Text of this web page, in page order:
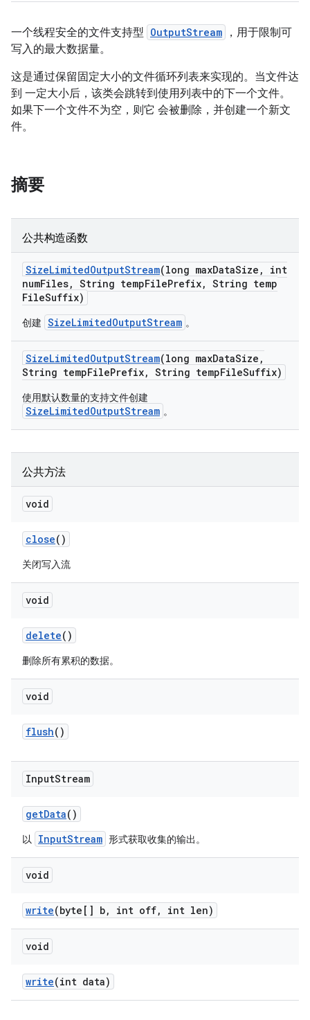
一个线程安全的文件支持型 OutputStream
，用于限制可
写入的最大数据量。
这是通过保留固定大小的文件循环列表来实现的。当文件达
到 一定大小后，该类会跳转到使用列表中的下一个文件。
如果下一个文件不为空，则它 会被删除，并创建一个新文
件。
摘要
公共构造函数
SizeLimitedOutputStream(long maxDataSize ,
int
numFiles, String tempFilePrefix, String temp
FileSuffix)
创建 SizeLimitedOutputStream 。
SizeLimitedOutputStream(long maxDataSize ,
String tempFilePrefix, String tempFileSuffix)
使用默认数量的支持文件创建
SizeLimitedOutputStream 。
公共方法
void
close()
关闭写入流
void
delete()
删除所有累积的数据。
void
flush()
InputStream
getData()
以 InputStream 形式获取收集的输出。
void
write(byte[] b, int off, int len)
void
write(int data)